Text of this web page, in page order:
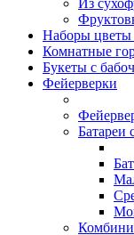
Наборы цветы
Комнатные
Букеты с
Фейерверки
Батареи